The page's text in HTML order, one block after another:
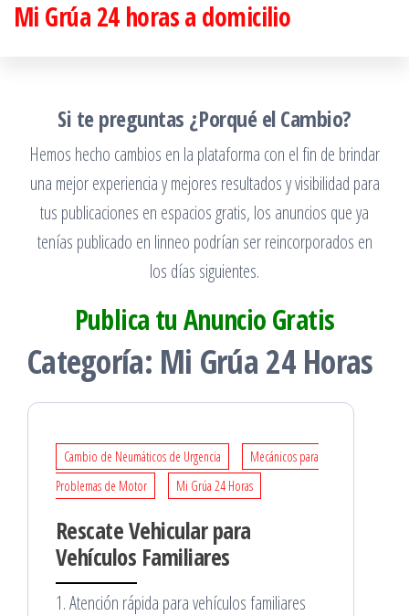
SaltarMi Grúa 24 horas a domicilio
Si te preguntas ¿Porqué el Cambio?
Hemos hecho cambios en la plataforma con el fin de brindar
una mejor experiencia y mejores resultados y visibilidad para
tus publicaciones en espacios gratis, los anuncios que ya
tenías publicado en linneo podrían ser reincorporados en
los días siguientes.
Publica tu Anuncio Gratis
Categoría: Mi Grúa 24 Horas
Cambio de Neumáticos de Urgencia
Mecánicos para
Problemas de Motor
Mi Grúa 24 Horas
Rescate Vehicular para
Vehículos Familiares
1. Atención rápida para vehículos familiares